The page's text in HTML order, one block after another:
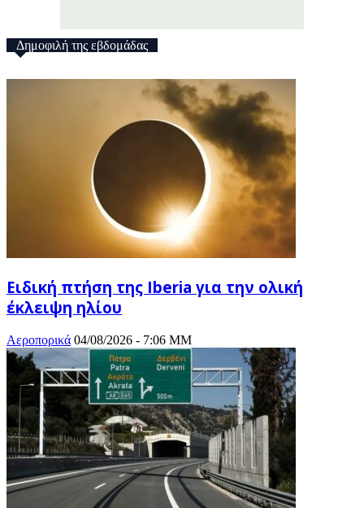
Δημοφιλή της εβδομάδας
Ειδική πτήση της Iberia για την ολική
έκλειψη ηλίου
Αεροπορικά 04/08/2026 - 7:06 ΜΜ